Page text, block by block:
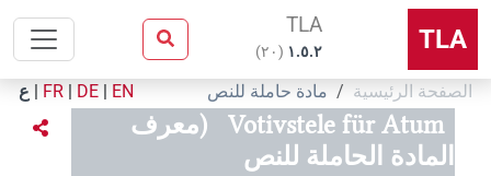
TLA
TLA
۱.٥.٢ (٢٠)
الصفحة الرئيسية مادة حاملة للنص EN
|
DE
|
FR
| ع
Votivstele für Atum
(معرف
المادة الحاملة للنص